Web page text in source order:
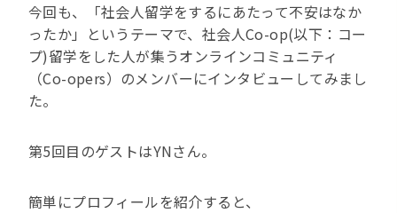
今回も、「社会人留学をするにあたって不安はなか
ったか」というテーマで、社会人Co-op(以下：コー
プ)留学をした人が集うオンラインコミュニティ
（Co-opers）のメンバーにインタビューしてみまし
た。
第5回目のゲストはYNさん。
簡単にプロフィールを紹介すると、